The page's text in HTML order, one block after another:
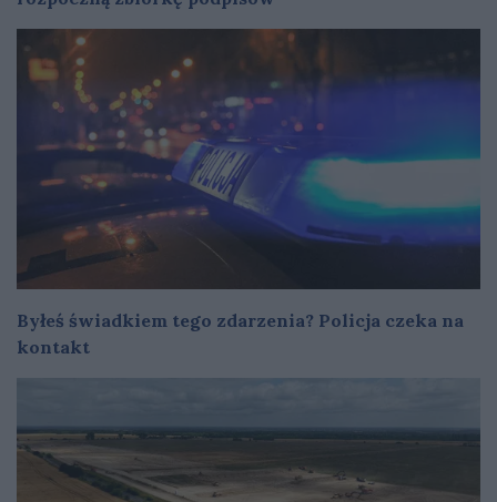
Byłeś świadkiem tego zdarzenia? Policja czeka na
kontakt